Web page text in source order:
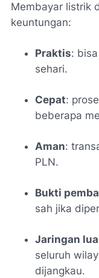
Membayar listrik
keuntungan:
Praktis:
sehari.
Cepat:
beberapa
Aman:
PLN.
Bukti
sah jika
Jaringan
seluruh
dijangkau.